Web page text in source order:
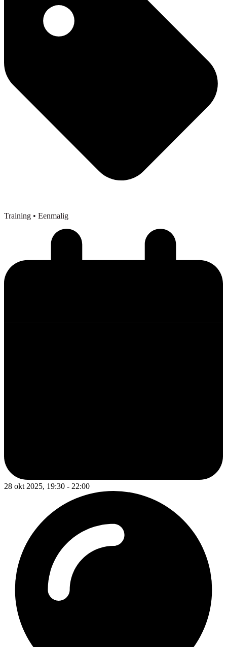
Training • Eenmalig
28 okt 2025, 19:30 - 22:00